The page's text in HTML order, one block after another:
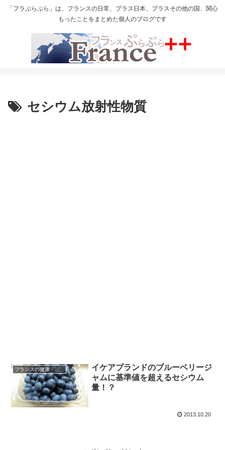
「フラぷらぷら」は、フランスの日常、プラス日本、プラスその他の国、関心
もったことをまとめた個人のブログです
セシウム放射性物質
フランスの健康・医療
イケアブランドのブルーベリージ
ャムに基準値を超えるセシウム
量！？
2013.10.20